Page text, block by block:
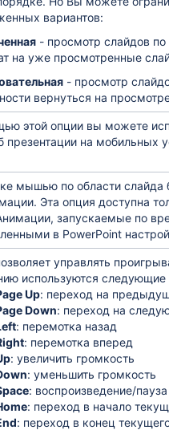
вариантов:
- просмотр слайдов
на уже просмотренные
- просмотр
вернуться на
этой опции вы можете
презентации на мобильных
мышью по области слайда
Эта опция доступна
запускаемые по
в PowerPoint
управлять
используются следующие
Up: переход на
Down: переход на
: перемотка назад
: перемотка вперед
: увеличить громкость
: уменьшить громкость
: воспроизведение/пауза
: переход в начало
: переход в конец